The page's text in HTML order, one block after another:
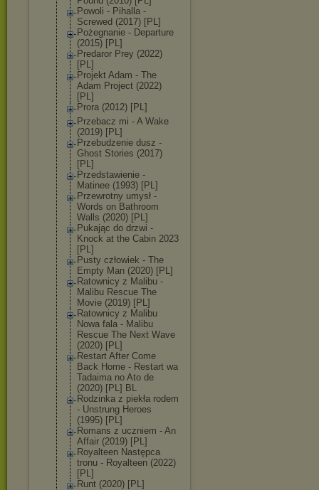
Powoli - Pihalla -
Screwed (2017) [PL]
Pożegnanie - Departure
(2015) [PL]
Predaror Prey (2022)
[PL]
Projekt Adam - The
Adam Project (2022)
[PL]
Prora (2012) [PL]
Przebacz mi - A Wake
(2019) [PL]
Przebudzenie dusz -
Ghost Stories (2017)
[PL]
Przedstawienie -
Matinee (1993) [PL]
Przewrotny umysł -
Words on Bathroom
Walls (2020) [PL]
Pukając do drzwi -
Knock at the Cabin 2023
[PL]
Pusty człowiek - The
Empty Man (2020) [PL]
Ratownicy z Malibu -
Malibu Rescue The
Movie (2019) [PL]
Ratownicy z Malibu
Nowa fala - Malibu
Rescue The Next Wave
(2020) [PL]
Restart After Come
Back Home - Restart wa
Tadaima no Ato de
(2020) [PL] BL
Rodzinka z piekła rodem
- Unstrung Heroes
(1995) [PL]
Romans z uczniem - An
Affair (2019) [PL]
Royalteen Następca
tronu - Royalteen (2022)
[PL]
Runt (2020) [PL]